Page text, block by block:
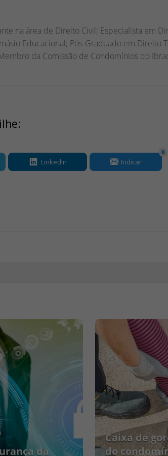
na área de Direito Civil; Especialista em
Educacional; Pós-Graduado em Direito
da Comissão de Condomínios do
LinkedIn Indicar
0
da
Caixa de
do